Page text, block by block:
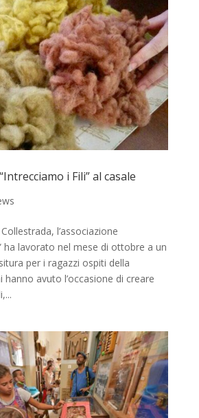
i Fili” al casale
l’associazione
ha lavorato nel mese di ottobre a un
per i ragazzi ospiti della
hanno avuto l’occasione di creare